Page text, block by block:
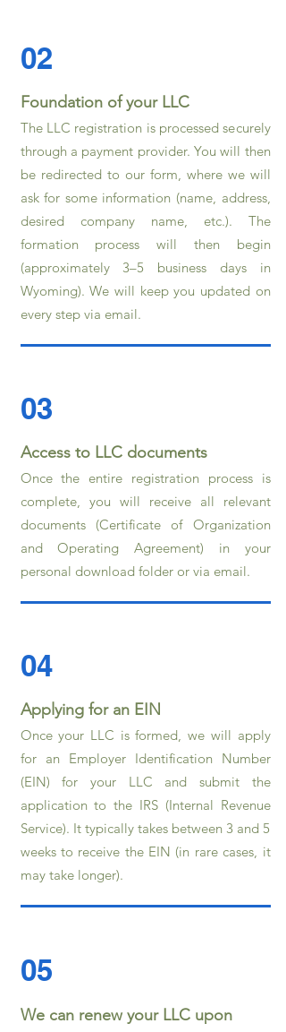
02
Foundation of your LLC
The LLC registration is processed securely
through a payment provider. You will then
be redirected to our form, where we will
ask for some information (name, address,
desired company name, etc.). The
formation process will then begin
(approximately 3–5 business days in
Wyoming). We will keep you updated on
every step via email.
03
Access to LLC documents
Once the entire registration process is
complete, you will receive all relevant
documents (Certificate of Organization
and Operating Agreement) in your
personal download folder or via email.
04
Applying for an EIN
Once your LLC is formed, we will apply
for an Employer Identification Number
(EIN) for your LLC and submit the
application to the IRS (Internal Revenue
Service). It typically takes between 3 and 5
weeks to receive the EIN (in rare cases, it
may take longer).
05
We can renew your LLC upon